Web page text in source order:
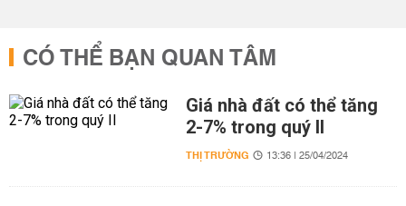
CÓ THỂ BẠN QUAN TÂM
Giá nhà đất có thể tăng
2-7% trong quý II
THỊ TRƯỜNG 13:36 | 25/04/2024